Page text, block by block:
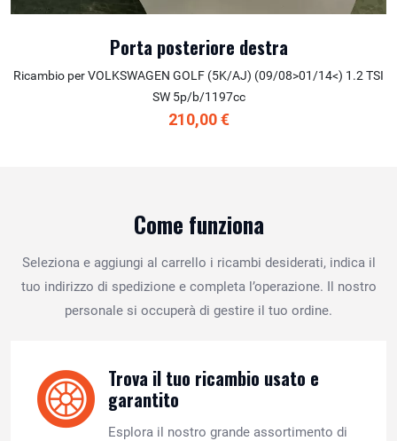
Porta posteriore destra
Ricambio per VOLKSWAGEN GOLF (5K/AJ) (09/08>01/14<) 1.2 TSI
SW 5p/b/1197cc
210,00 €
Come funziona
Seleziona e aggiungi al carrello i ricambi desiderati, indica il
tuo indirizzo di spedizione e completa l’operazione. Il nostro
personale si occuperà di gestire il tuo ordine.
Trova il tuo ricambio usato e
garantito
Esplora il nostro grande assortimento di